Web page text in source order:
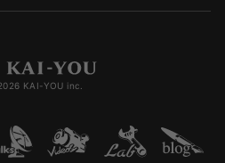
KAI-YOU inc.